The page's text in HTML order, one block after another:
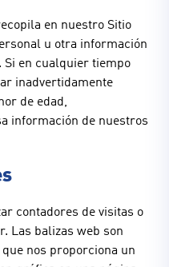
en nuestro Sitio
u otra información
Si en cualquier tiempo
inadvertidamente
de edad,
información de nuestros
contadores de visitas o
Las balizas web son
nos proporciona un